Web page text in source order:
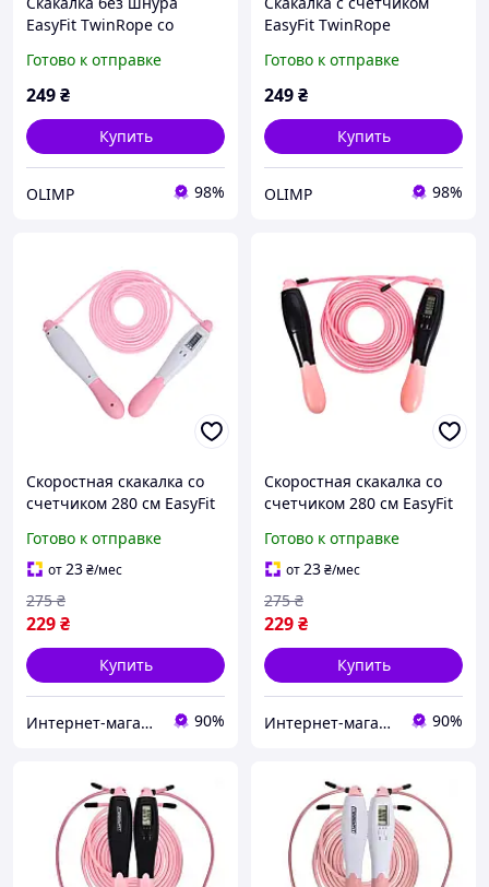
EasyFit TwinRope со
розовый
Готово к отправке
249₴
Купить
OLIMP 98%
EasyFit TwinRope
серый
Готово к отправке
249₴
Купить
OLIMP 98%
Скоростная скакалка со
счетчиком 280 см EasyFit
Готово к отправке
от23₴/мес
229₴
275 ₴
Купить
Интернет-магазин спортивного питания и товаров для фитнеса Protein Lounge 90%
Скоростная скакалка со
счетчиком 280 см EasyFit
Готово к отправке
от23₴/мес
229₴
275 ₴
Купить
Интернет-магазин спортивного питания и товаров для фитнеса Protein Lounge 90%